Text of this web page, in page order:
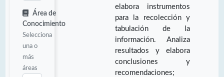
Área de
Conocimiento
Selecciona
una o
más
áreas
elabora instrumentos
para la recolección y
tabulación de la
información. Analiza
resultados y elabora
conclusiones y
recomendaciones;